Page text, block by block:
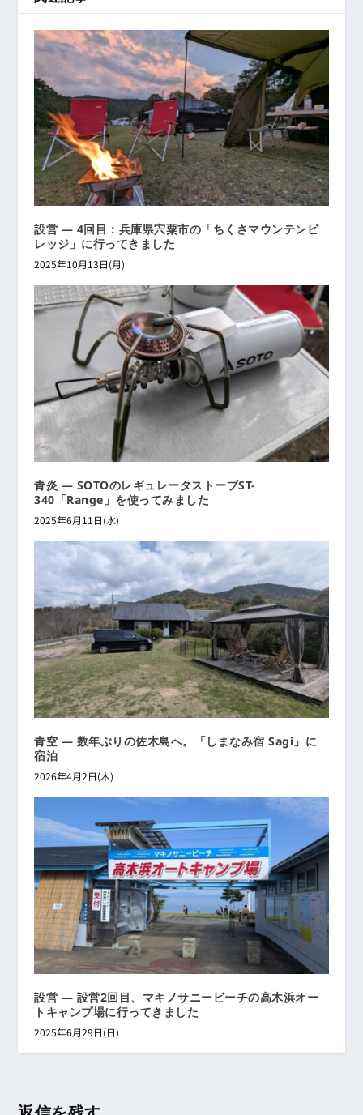
設営 ― 4回目：兵庫県宍粟市の「ちくさマウンテンビ
レッジ」に行ってきました
2025年10月13日(月)
青炎 ― SOTOのレギュレータストーブST-
340「Range」を使ってみました
2025年6月11日(水)
青空 ― 数年ぶりの佐木島へ。「しまなみ宿 Sagi」に
宿泊
2026年4月2日(木)
設営 ― 設営2回目、マキノサニービーチの高木浜オー
トキャンプ場に行ってきました
2025年6月29日(日)